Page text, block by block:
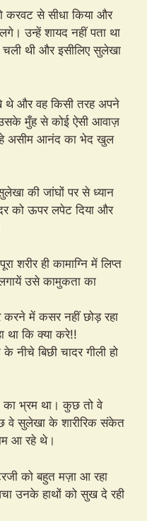
करवट से सीधा किया और
उन्हें शायद नहीं पता था
चली थी और इसीलिए सुलेखा
थे और वह किसी तरह अपने
मुँह से कोई ऐसी आवाज़
असीम आनंद का भेद खुल
की जांघों पर से ध्यान
को ऊपर लपेट दिया और
शरीर ही कामाग्नि में लिप्त
लगायें उसे कामुकता का
में कसर नहीं छोड़ रहा
कि क्या करे!!
नीचे बिछी चादर गीली हो
का भ्रम था। कुछ तो वे
सुलेखा के शारीरिक संकेत
आ रहे थे।
को बहुत मज़ा आ रहा
उनके हाथों को सुख दे रही